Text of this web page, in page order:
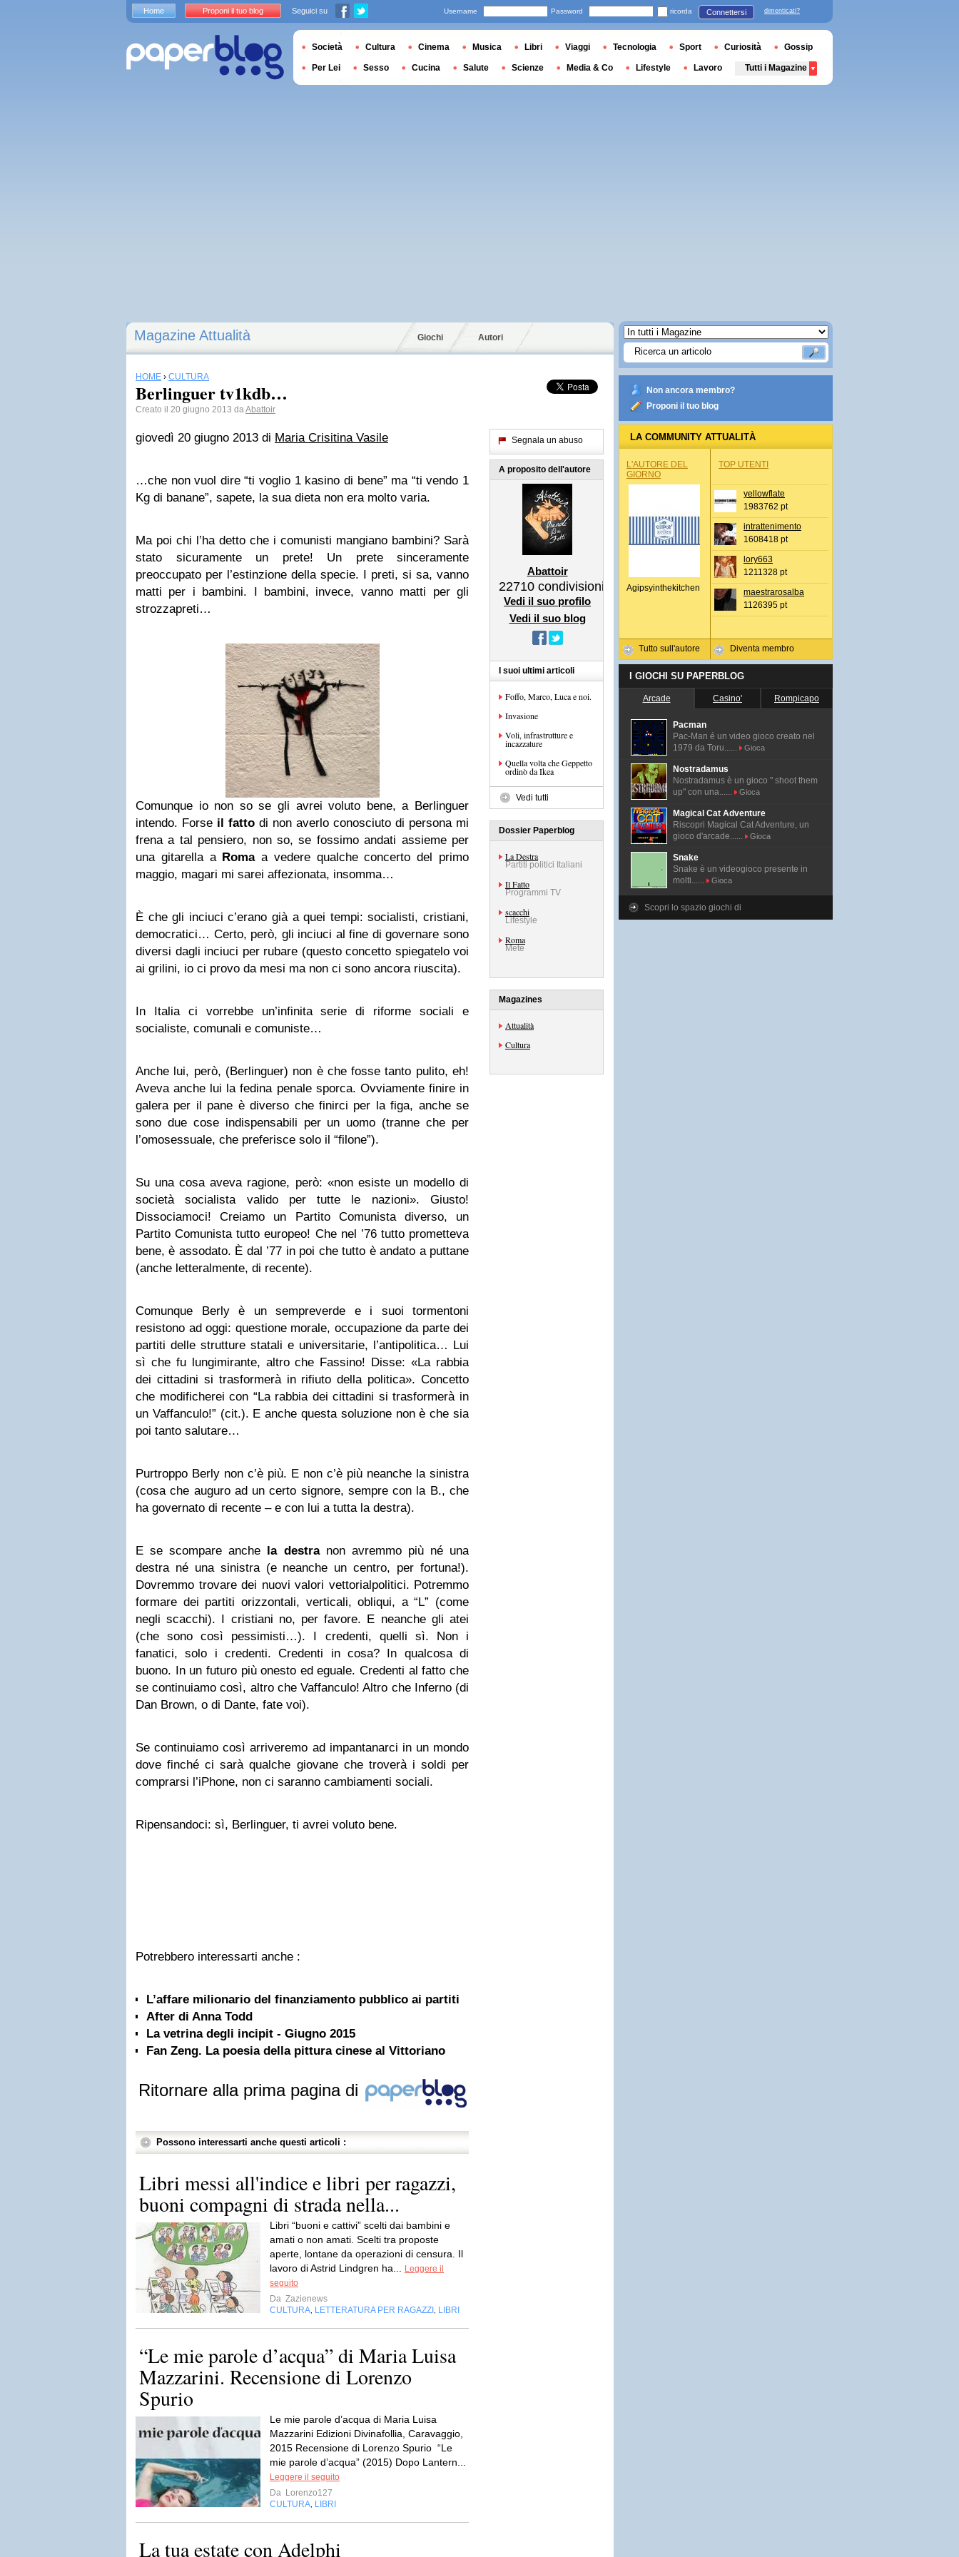
Magazine Attualità Giochi Autori
HOME › CULTURA
Berlinguer tv1kdb…
Creato il 20 giugno 2013 daAbattoir
giovedì 20 giugno 2013 di Maria Crisitina Vasile
…che non vuol dire “ti voglio 1 kasino di bene” ma “ti vendo 1
Kg di banane”, sapete, la sua dieta non era molto varia.
Ma poi chi l’ha detto che i comunisti mangiano bambini? Sarà
stato sicuramente un prete! Un prete sinceramente
preoccupato per l’estinzione della specie. I preti, si sa, vanno
matti per i bambini. I bambini, invece, vanno matti per gli
strozzapreti…
Comunque io non so se gli avrei voluto bene, a Berlinguer
intendo. Forse il fatto di non averlo conosciuto di persona mi
frena a tal pensiero, non so, se fossimo andati assieme per
una gitarella a Romaa vedere qualche concerto del primo
maggio, magari mi sarei affezionata, insomma…
È che gli inciuci c’erano già a quei tempi: socialisti, cristiani,
democratici… Certo, però, gli inciuci al fine di governare sono
diversi dagli inciuci per rubare (questo concetto spiegatelo voi
ai grilini, io ci provo da mesi ma non ci sono ancora riuscita).
In Italia ci vorrebbe un’infinita serie di riforme sociali e
socialiste, comunali e comuniste…
Anche lui, però, (Berlinguer) non è che fosse tanto pulito, eh!
Aveva anche lui la fedina penale sporca. Ovviamente finire in
galera per il pane è diverso che finirci per la figa, anche se
sono due cose indispensabili per un uomo (tranne che per
l’omosessuale, che preferisce solo il “filone”).
Su una cosa aveva ragione, però: «non esiste un modello di
società socialista valido per tutte le nazioni». Giusto!
Dissociamoci! Creiamo un Partito Comunista diverso, un
Partito Comunista tutto europeo! Che nel ’76 tutto prometteva
bene, è assodato. È dal ’77 in poi che tutto è andato a puttane
(anche letteralmente, di recente).
Comunque Berly è un sempreverde e i suoi tormentoni
resistono ad oggi: questione morale, occupazione da parte dei
partiti delle strutture statali e universitarie, l’antipolitica… Lui
sì che fu lungimirante, altro che Fassino! Disse: «La rabbia
dei cittadini si trasformerà in rifiuto della politica». Concetto
che modificherei con “La rabbia dei cittadini si trasformerà in
un Vaffanculo!” (cit.). E anche questa soluzione non è che sia
poi tanto salutare…
Purtroppo Berly non c’è più. E non c’è più neanche la sinistra
(cosa che auguro ad un certo signore, sempre con la B., che
ha governato di recente – e con lui a tutta la destra).
E se scompare anche la destranon avremmo più né una
destra né una sinistra (e neanche un centro, per fortuna!).
Dovremmo trovare dei nuovi valori vettorialpolitici. Potremmo
formare dei partiti orizzontali, verticali, obliqui, a “L” (come
negli scacchi). I cristiani no, per favore. E neanche gli atei
(che sono così pessimisti…). I credenti, quelli sì. Non i
fanatici, solo i credenti. Credenti in cosa? In qualcosa di
buono. In un futuro più onesto ed eguale. Credenti al fatto che
se continuiamo così, altro che Vaffanculo! Altro che Inferno (di
Dan Brown, o di Dante, fate voi).
Se continuiamo così arriveremo ad impantanarci in un mondo
dove finché ci sarà qualche giovane che troverà i soldi per
comprarsi l’iPhone, non ci saranno cambiamenti sociali.
Ripensandoci: sì, Berlinguer, ti avrei voluto bene.
Potrebbero interessarti anche :
L’affare milionario del finanziamento pubblico ai partiti
After di Anna Todd
La vetrina degli incipit - Giugno 2015
Fan Zeng. La poesia della pittura cinese al Vittoriano
Ritornare alla prima pagina di
Possono interessarti anche questi articoli :
Libri messi all'indice e libri per ragazzi,
buoni compagni di strada nella...
Libri “buoni e cattivi” scelti dai bambini e
amati o non amati. Scelti tra proposte
aperte, lontane da operazioni di censura. Il
lavoro di Astrid Lindgren ha...
Leggere il
seguito
Da Zazienews
CULTURA LETTERATURA PER RAGAZZI LIBRI
“Le mie parole d’acqua” di Maria Luisa
Mazzarini. Recensione di Lorenzo
Spurio
Le mie parole d’acqua di Maria Luisa
Mazzarini Edizioni Divinafollia, Caravaggio,
2015 Recensione di Lorenzo Spurio “Le
mie parole d’acqua” (2015) Dopo Lantern...
Leggere il seguito
Da Lorenzo127
CULTURA LIBRI
La tua estate con Adelphi
Segnala un abuso
A proposito dell'autore
Abattoir
22710 condivisioni
Vedi il suo profilo
Vedi il suo blog
I suoi ultimi articoli
Foffo, Marco, Luca e noi.
Invasione
Voli, infrastrutture e
incazzature
Quella volta che Geppetto
ordinò da Ikea
Vedi tutti
Dossier Paperblog
La Destra
Partiti politici Italiani
Il Fatto
Programmi TV
scacchi
Lifestyle
Roma
Mete
Magazines
Attualità
Cultura
Non ancora membro?
Proponi il tuo blog
LA COMMUNITY ATTUALITÀ
L'AUTORE DEL
GIORNO
Agipsyinthekitchen
Tutto sull'autore
TOP UTENTI
yellowflate
1983762 pt
intrattenimento
1608418 pt
lory663
1211328 pt
maestrarosalba
1126395 pt
Diventa membro
I GIOCHI SU PAPERBLOG
Arcade Casino' Rompicapo
Pacman
Pac-Man é un video gioco creato nel
1979 da Toru......
Gioca
Nostradamus
Nostradamus è un gioco " shoot them
up" con una......
Gioca
Magical Cat Adventure
Riscopri Magical Cat Adventure, un
gioco d'arcade......
Gioca
Snake
Snake è un videogioco presente in
molti......
Gioca
Scopri lo spazio giochi di
Home Proponi il tuo blog Seguici su Username Password ricorda Connettersi dimenticati?
Società Cultura Cinema Musica Libri Viaggi Tecnologia Sport Curiosità Gossip
Per Lei Sesso Cucina Salute Scienze Media & Co Lifestyle Lavoro Tutti i Magazine